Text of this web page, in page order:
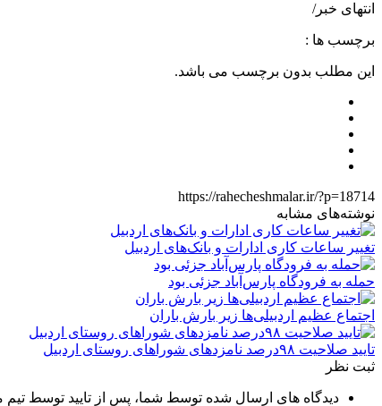
انتهای خبر/
برچسب ها :
این مطلب بدون برچسب می باشد.
https://rahecheshmalar.ir/?p=18714
نوشته‌های مشابه
تغییر ساعات کاری ادارات و بانک‌های اردبیل
حمله به فرودگاه پارس‌‌آباد جزئی بود
اجتماع عظیم اردبیلی‌ها زیر بارش باران
تایید صلاحیت ۹۸درصد نامزدهای شوراهای روستای اردبیل
ثبت نظر
دیدگاه های ارسال شده توسط شما، پس از تایید توسط